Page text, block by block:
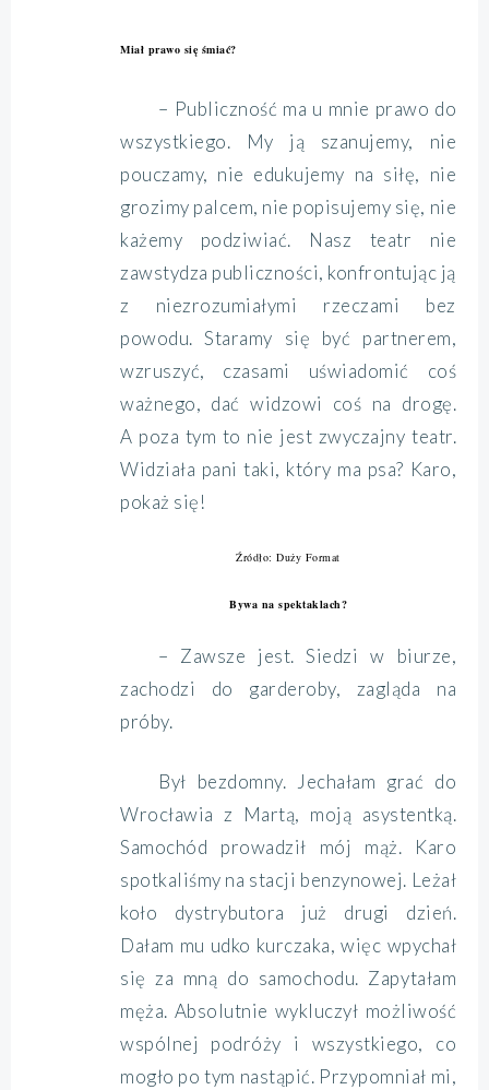
Miał prawo się śmiać?
– Publiczność ma u mnie prawo do
wszystkiego. My ją szanujemy, nie
pouczamy, nie edukujemy na siłę, nie
grozimy palcem, nie popisujemy się, nie
każemy podziwiać. Nasz teatr nie
zawstydza publiczności, konfrontując ją
z niezrozumiałymi rzeczami bez
powodu. Staramy się być partnerem,
wzruszyć, czasami uświadomić coś
ważnego, dać widzowi coś na drogę.
A poza tym to nie jest zwyczajny teatr.
Widziała pani taki, który ma psa? Karo,
pokaż się!
Źródło: Duży Format
Bywa na spektaklach?
– Zawsze jest. Siedzi w biurze,
zachodzi do garderoby, zagląda na
próby.
Był bezdomny. Jechałam grać do
Wrocławia z Martą, moją asystentką.
Samochód prowadził mój mąż. Karo
spotkaliśmy na stacji benzynowej. Leżał
koło dystrybutora już drugi dzień.
Dałam mu udko kurczaka, więc wpychał
się za mną do samochodu. Zapytałam
męża. Absolutnie wykluczył możliwość
wspólnej podróży i wszystkiego, co
mogło po tym nastąpić. Przypomniał mi,